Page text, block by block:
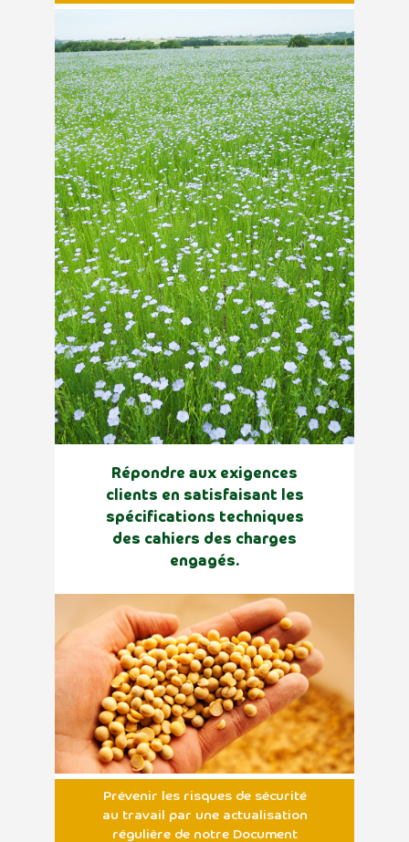
Répondre aux exigences
clients en satisfaisant les
spécifications techniques
des cahiers des charges
engagés.
Prévenir les risques de sécurité
au travail par une actualisation
régulière de notre Document